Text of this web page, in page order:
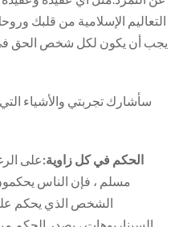
التعاليم الإسلامية من قلبك
يجب أن يكون لكل شخص الحق في
سأشارك تجربتي والأشياء
1. الحكم في كل زاوية:على
مسلم ، فإن الناس
الشخص الذي يحكم